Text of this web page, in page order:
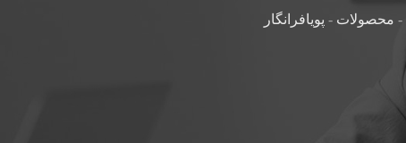
- محصولات - پویافرانگار